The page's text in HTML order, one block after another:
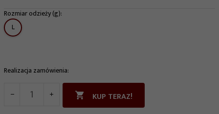
Rozmiar odzieży (g):
L
Realizacja zamówienia:
KUP TERAZ!